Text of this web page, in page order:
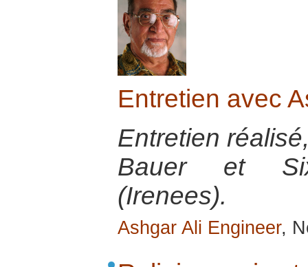
Entretien avec
Entretien
Bauer et
(Irenees).
Ashgar Ali Engineer,